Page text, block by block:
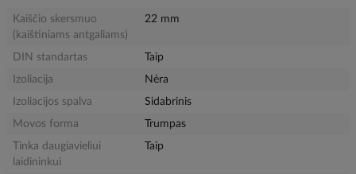
Kaiščio skersmuo
(kaištiniams antgaliams)
22 mm
DIN standartas
Taip
Izoliacija
Nėra
Izoliacijos spalva
Sidabrinis
Movos forma
Trumpas
Tinka daugiavieliui
laidininkui
Taip